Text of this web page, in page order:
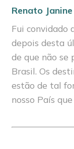
Renato
Fui convidado
depois desta
de que não se
Brasil. Os
estão de tal
nosso País